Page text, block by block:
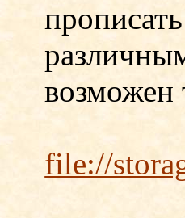
возможен
file://